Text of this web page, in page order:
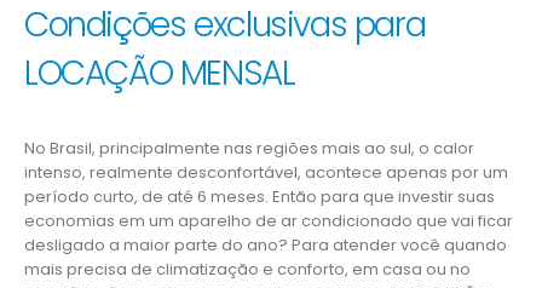
Condições exclusivas para
LOCAÇÃO MENSAL
No Brasil, principalmente nas regiões mais ao sul, o calor
intenso, realmente desconfortável, acontece apenas por um
período curto, de até 6 meses. Então para que investir suas
economias em um aparelho de ar condicionado que vai ficar
desligado a maior parte do ano? Para atender você quando
mais precisa de climatização e conforto, em casa ou no